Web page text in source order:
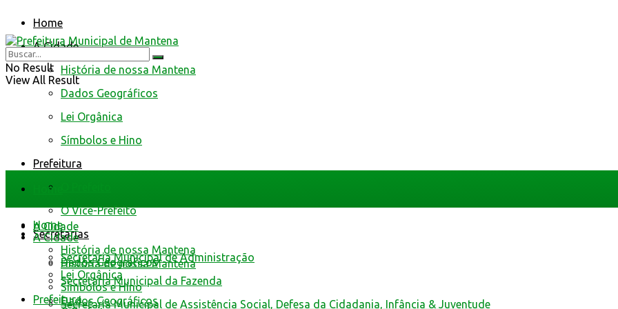
Home
A Cidade
História de nossa Mantena
Dados Geográficos
Lei Orgânica
Símbolos e Hino
Prefeitura
O Vice-Prefeito
Secretarias
Secretaria Municipal de Administração
Secretaria Municipal da Fazenda
Secretaria Municipal de Assistência Social, Defesa da Cidadania, Infância & Juventude
No Result
View All Result
Home
A Cidade
História de nossa Mantena
Dados Geográficos
Home
A Cidade
História de nossa Mantena
Dados Geográficos
Lei Orgânica
Símbolos e Hino
Prefeitura